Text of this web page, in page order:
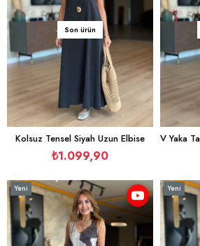
Son ürün
Kolsuz Tensel Siyah Uzun Elbise
₺1.099,90
Yeni
Ürün
Yeni
Ürün